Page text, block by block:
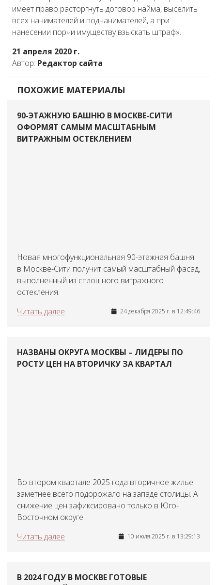
имеет право расторгнуть договор найма, выселить
всех нанимателей и поднанимателей, а при
нанесении порчи имуществу взыскать штраф».
21 апреля 2020 г.
Автор: Редактор сайта
ПОХОЖИЕ МАТЕРИАЛЫ
90-ЭТАЖНУЮ БАШНЮ В МОСКВЕ-СИТИ
ОФОРМЯТ САМЫМ МАСШТАБНЫМ
ВИТРАЖНЫМ ОСТЕКЛЕНИЕМ
Новая многофункциональная 90-этажная башня
в Москве-Сити получит самый масштабный фасад,
выполненный из сплошного витражного
остекления.
Читать далее
24 декабря 2025 г. в 12:49:46
НАЗВАНЫ ОКРУГА МОСКВЫ – ЛИДЕРЫ ПО
РОСТУ ЦЕН НА ВТОРИЧКУ ЗА КВАРТАЛ
Во втором квартале 2025 года вторичное жилье
заметнее всего подорожало на западе столицы. А
снижение цен зафиксировано только в Юго-
Восточном округе.
Читать далее
10 июля 2025 г. в 13:29:13
В 2024 ГОДУ В МОСКВЕ ГОТОВЫЕ